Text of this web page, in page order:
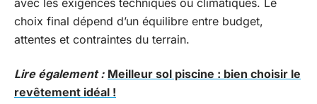
avec les exigences techniques ou climatiques. Le
choix final dépend d’un équilibre entre budget,
attentes et contraintes du terrain.
Lire également : Meilleur sol piscine : bien choisir le
revêtement idéal !